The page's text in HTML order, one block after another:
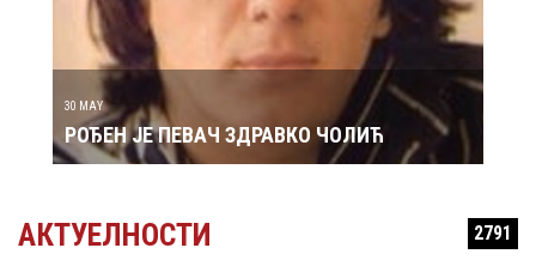
30 MAY
РОЂЕН ЈЕ ПЕВАЧ ЗДРАВКО ЧОЛИЋ
АКТУЕЛНОСТИ 2791